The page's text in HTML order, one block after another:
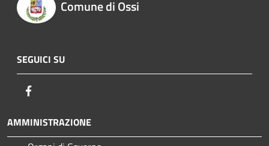
Comune di Ossi
SEGUICI SU
AMMINISTRAZIONE